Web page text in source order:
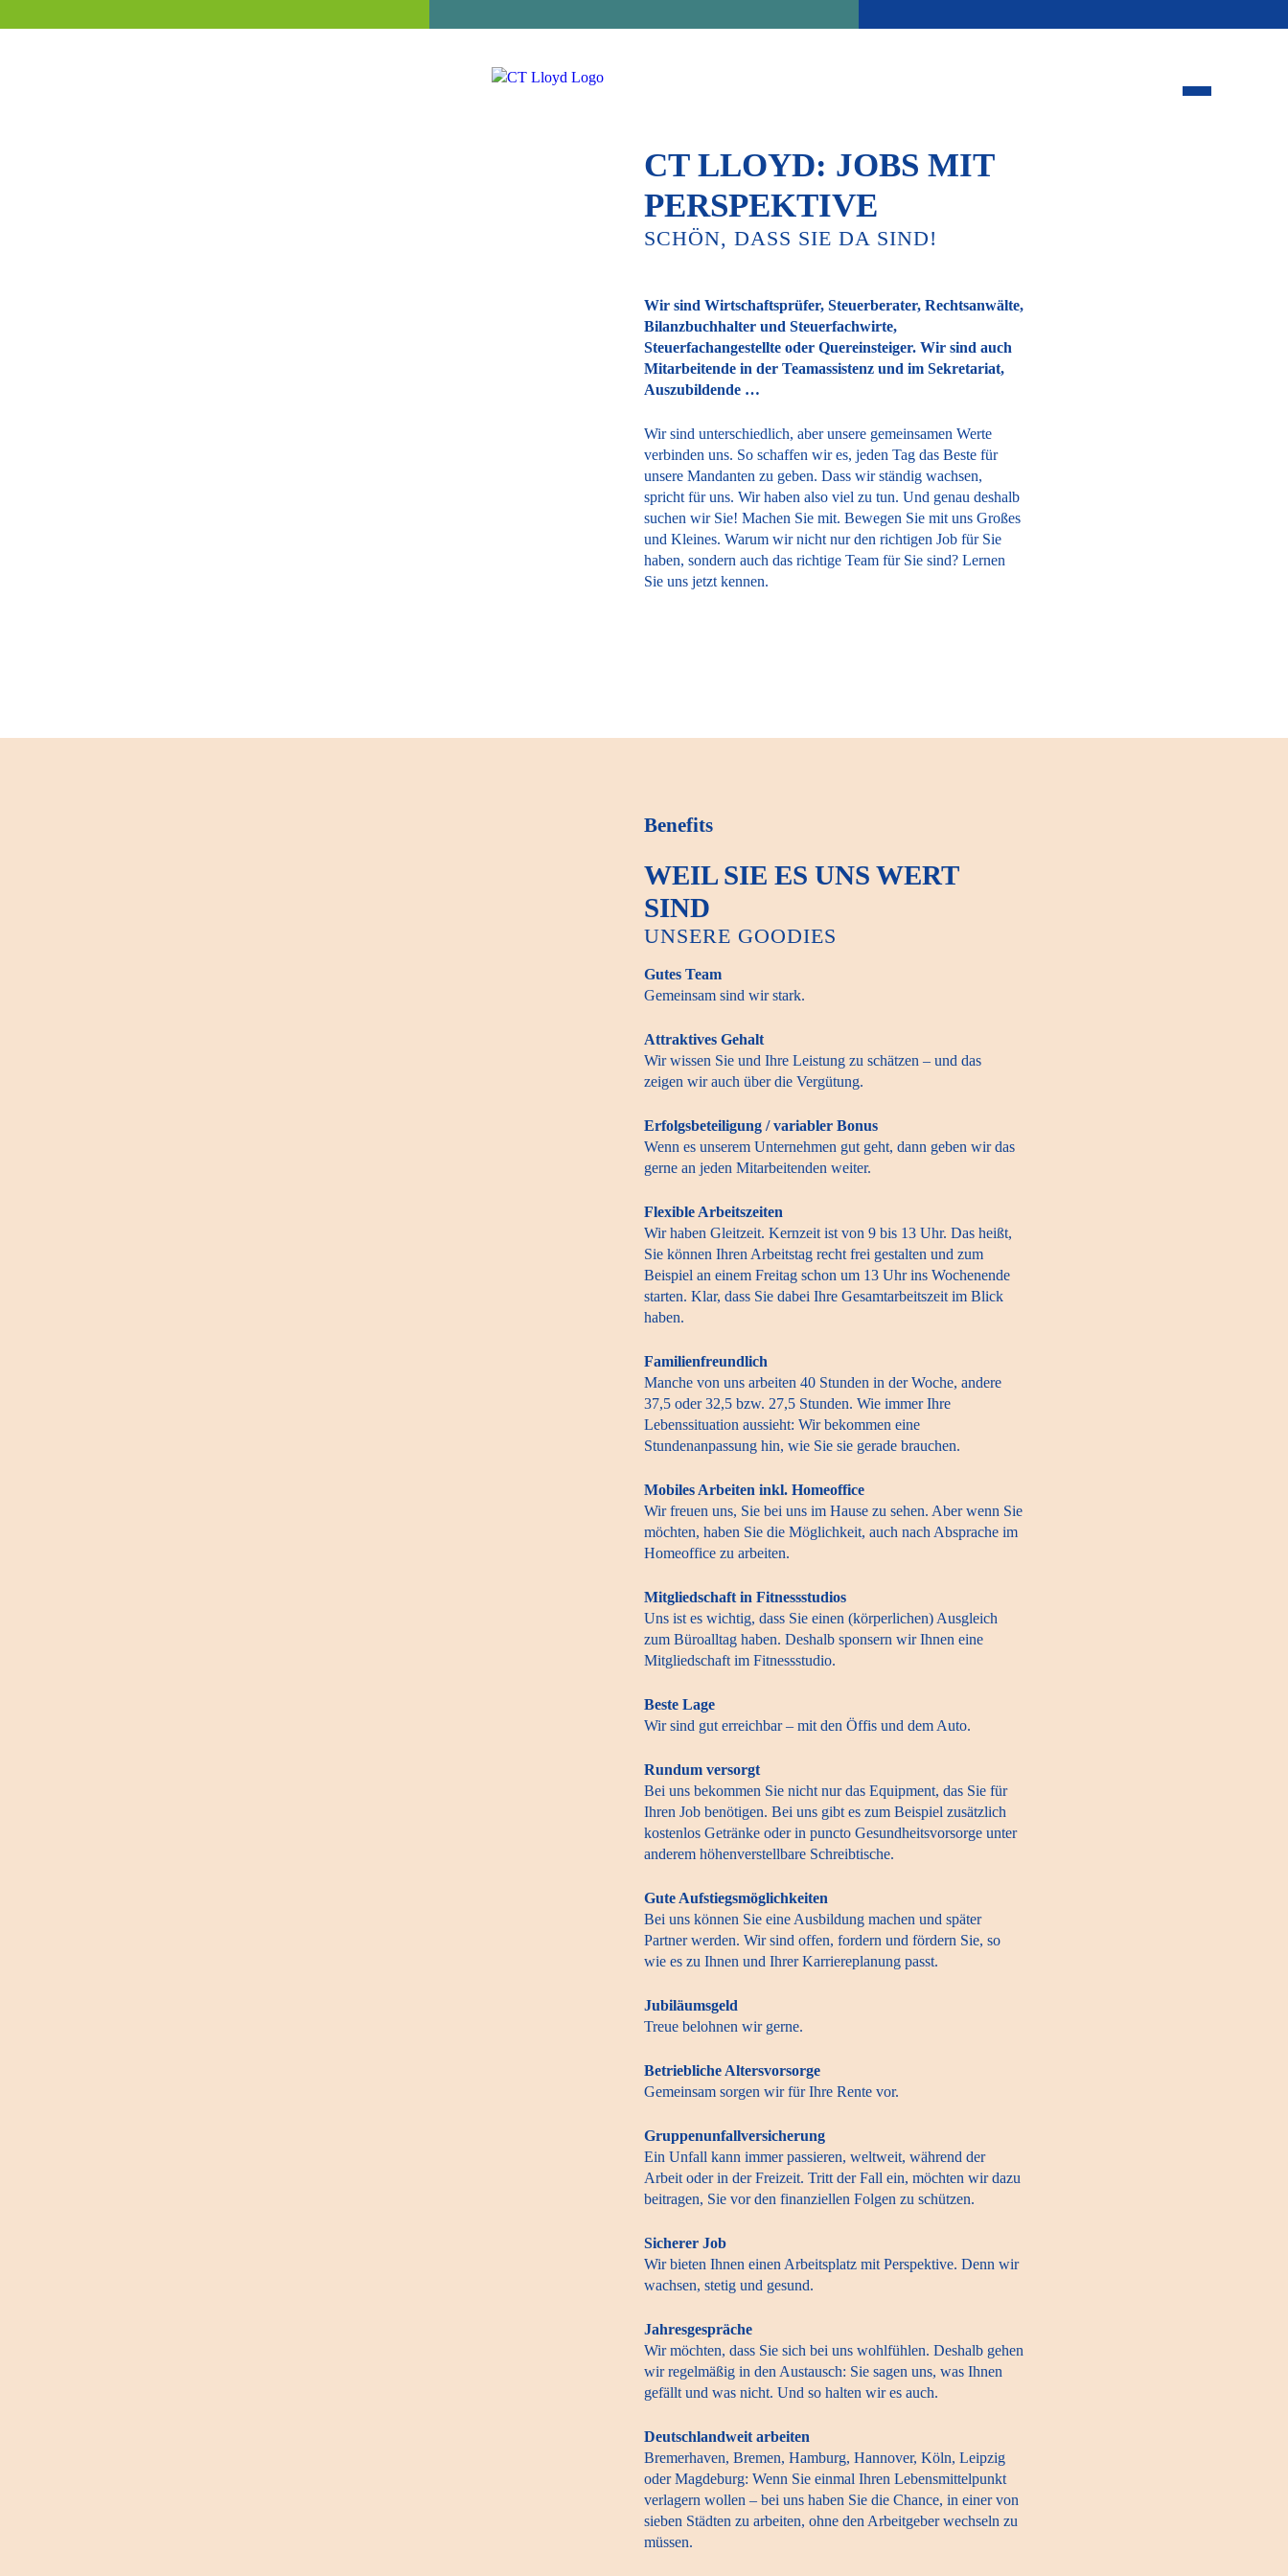
CT LLOYD: JOBS MIT
PERSPEKTIVE
SCHÖN, DASS SIE DA SIND!
Wir sind Wirtschaftsprüfer, Steuerberater, Rechtsanwälte,
Bilanzbuchhalter und Steuerfachwirte,
Steuerfachangestellte oder Quereinsteiger. Wir sind auch
Mitarbeitende in der Teamassistenz und im Sekretariat,
Auszubildende …
Wir sind unterschiedlich, aber unsere gemeinsamen Werte
verbinden uns. So schaffen wir es, jeden Tag das Beste für
unsere Mandanten zu geben. Dass wir ständig wachsen,
spricht für uns. Wir haben also viel zu tun. Und genau deshalb
suchen wir Sie! Machen Sie mit. Bewegen Sie mit uns Großes
und Kleines. Warum wir nicht nur den richtigen Job für Sie
haben, sondern auch das richtige Team für Sie sind? Lernen
Sie uns jetzt kennen.
Benefits
WEIL SIE ES UNS WERT
SIND
UNSERE GOODIES
Gutes Team
Gemeinsam sind wir stark.
Attraktives Gehalt
Wir wissen Sie und Ihre Leistung zu schätzen – und das
zeigen wir auch über die Vergütung.
Erfolgsbeteiligung / variabler Bonus
Wenn es unserem Unternehmen gut geht, dann geben wir das
gerne an jeden Mitarbeitenden weiter.
Flexible Arbeitszeiten
Wir haben Gleitzeit. Kernzeit ist von 9 bis 13 Uhr. Das heißt,
Sie können Ihren Arbeitstag recht frei gestalten und zum
Beispiel an einem Freitag schon um 13 Uhr ins Wochenende
starten. Klar, dass Sie dabei Ihre Gesamtarbeitszeit im Blick
haben.
Familienfreundlich
Manche von uns arbeiten 40 Stunden in der Woche, andere
37,5 oder 32,5 bzw. 27,5 Stunden. Wie immer Ihre
Lebenssituation aussieht: Wir bekommen eine
Stundenanpassung hin, wie Sie sie gerade brauchen.
Mobiles Arbeiten inkl. Homeoffice
Wir freuen uns, Sie bei uns im Hause zu sehen. Aber wenn Sie
möchten, haben Sie die Möglichkeit, auch nach Absprache im
Homeoffice zu arbeiten.
Mitgliedschaft in Fitnessstudios
Uns ist es wichtig, dass Sie einen (körperlichen) Ausgleich
zum Büroalltag haben. Deshalb sponsern wir Ihnen eine
Mitgliedschaft im Fitnessstudio.
Beste Lage
Wir sind gut erreichbar – mit den Öffis und dem Auto.
Rundum versorgt
Bei uns bekommen Sie nicht nur das Equipment, das Sie für
Ihren Job benötigen. Bei uns gibt es zum Beispiel zusätzlich
kostenlos Getränke oder in puncto Gesundheitsvorsorge unter
anderem höhenverstellbare Schreibtische.
Gute Aufstiegsmöglichkeiten
Bei uns können Sie eine Ausbildung machen und später
Partner werden. Wir sind offen, fordern und fördern Sie, so
wie es zu Ihnen und Ihrer Karriereplanung passt.
Jubiläumsgeld
Treue belohnen wir gerne.
Betriebliche Altersvorsorge
Gemeinsam sorgen wir für Ihre Rente vor.
Gruppenunfallversicherung
Ein Unfall kann immer passieren, weltweit, während der
Arbeit oder in der Freizeit. Tritt der Fall ein, möchten wir dazu
beitragen, Sie vor den finanziellen Folgen zu schützen.
Sicherer Job
Wir bieten Ihnen einen Arbeitsplatz mit Perspektive. Denn wir
wachsen, stetig und gesund.
Jahresgespräche
Wir möchten, dass Sie sich bei uns wohlfühlen. Deshalb gehen
wir regelmäßig in den Austausch: Sie sagen uns, was Ihnen
gefällt und was nicht. Und so halten wir es auch.
Deutschlandweit arbeiten
Bremerhaven, Bremen, Hamburg, Hannover, Köln, Leipzig
oder Magdeburg: Wenn Sie einmal Ihren Lebensmittelpunkt
verlagern wollen – bei uns haben Sie die Chance, in einer von
sieben Städten zu arbeiten, ohne den Arbeitgeber wechseln zu
müssen.